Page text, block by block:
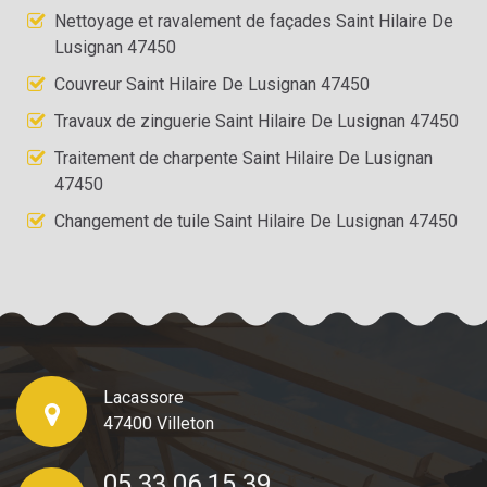
Nettoyage et ravalement de façades Saint Hilaire De
Lusignan 47450
Couvreur Saint Hilaire De Lusignan 47450
Travaux de zinguerie Saint Hilaire De Lusignan 47450
Traitement de charpente Saint Hilaire De Lusignan
47450
Changement de tuile Saint Hilaire De Lusignan 47450
Lacassore
47400 Villeton